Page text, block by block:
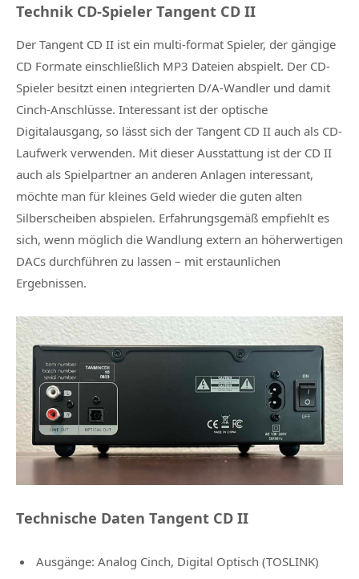
Technik CD-Spieler Tangent CD II
Der Tangent CD II ist ein multi-format Spieler, der gängige
CD Formate einschließlich MP3 Dateien abspielt. Der CD-
Spieler besitzt einen integrierten D/A-Wandler und damit
Cinch-Anschlüsse. Interessant ist der optische
Digitalausgang, so lässt sich der Tangent CD II auch als CD-
Laufwerk verwenden. Mit dieser Ausstattung ist der CD II
auch als Spielpartner an anderen Anlagen interessant,
möchte man für kleines Geld wieder die guten alten
Silberscheiben abspielen. Erfahrungsgemäß empfiehlt es
sich, wenn möglich die Wandlung extern an höherwertigen
DACs durchführen zu lassen – mit erstaunlichen
Ergebnissen.
Technische Daten Tangent CD II
Ausgänge: Analog Cinch, Digital Optisch (TOSLINK)